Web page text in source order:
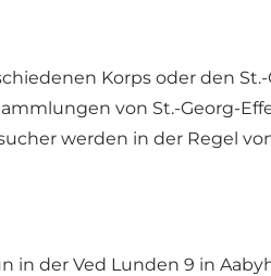
Korps oder den
von St.-Georg-
werden in der Regel
der Ved Lunden 9 in